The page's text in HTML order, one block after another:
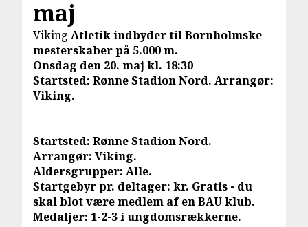
maj
Viking Atletik indbyder til Bornholmske
mesterskaber på 5.000 m.
Onsdag den 20. maj kl. 18:30
Startsted: Rønne Stadion Nord. Arrangør:
Viking.
Startsted: Rønne Stadion Nord.
Arrangør: Viking.
Aldersgrupper: Alle.
Startgebyr pr. deltager: kr. Gratis - du
skal blot være medlem af en BAU klub.
Medaljer: 1-2-3 i ungdomsrækkerne.